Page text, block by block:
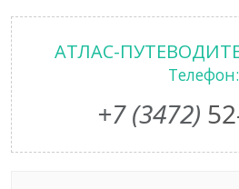
АТЛАС-
Телефон:
+7 (3472)